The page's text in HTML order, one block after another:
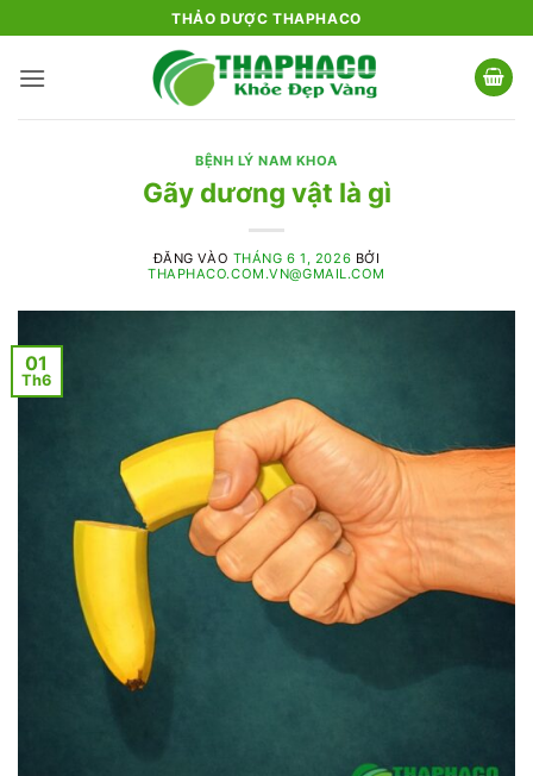
qua
nội
THẢO DƯỢC THAPHACO
BỆNH LÝ NAM KHOA
Gãy dương vật là gì
ĐĂNG VÀO THÁNG 6 1, 2026 BỞI
THAPHACO.COM.VN@GMAIL.COM
01
Th6